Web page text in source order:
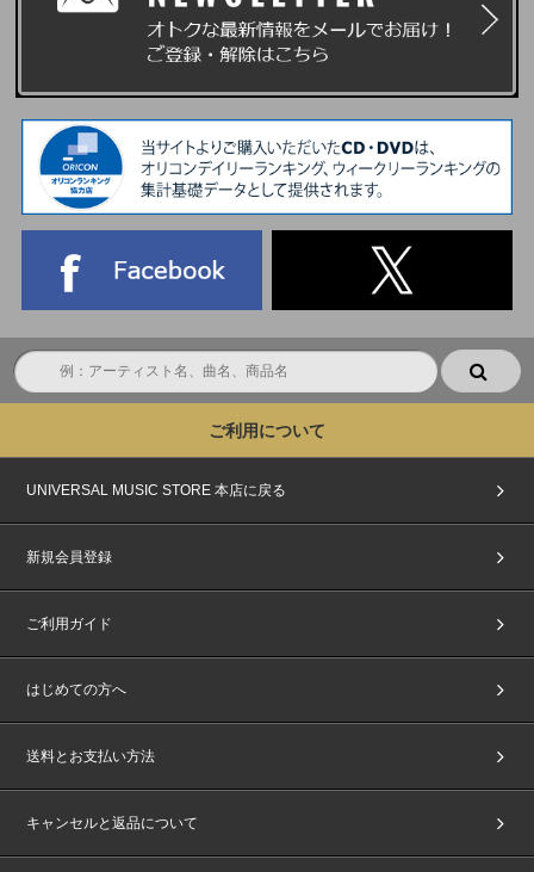
ご利用について
UNIVERSAL MUSIC STORE 本店に戻る
新規会員登録
ご利用ガイド
はじめての方へ
送料とお支払い方法
キャンセルと返品について